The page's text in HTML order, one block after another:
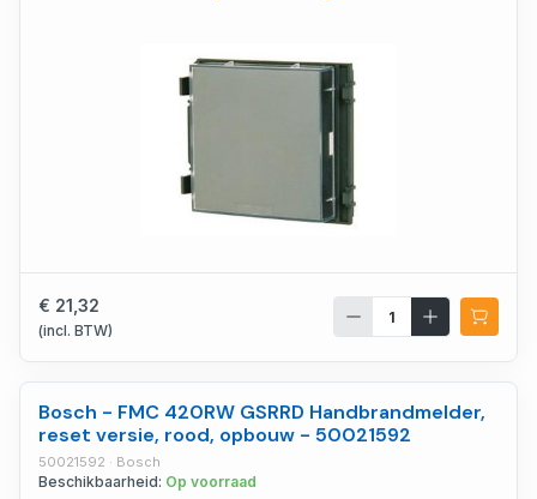
€ 21,32
(incl. BTW)
Bosch - FMC 420RW GSRRD Handbrandmelder,
reset versie, rood, opbouw - 50021592
50021592 · Bosch
Beschikbaarheid: Op voorraad